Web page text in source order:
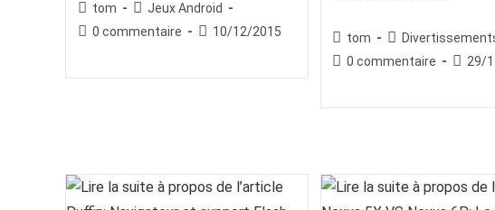
Auteur/autrice
de
tom
Post
category:
Jeux Android
Commentaires
0 commentaire
Publication
10/12/2015
Auteur/autrice
de
tom
Post
category:
Commentaires
0 commentaire 29/